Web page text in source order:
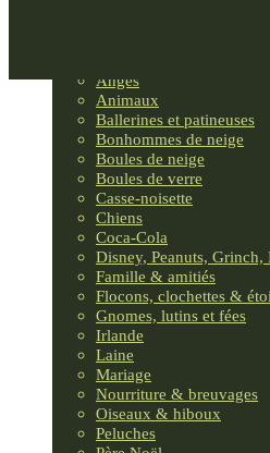
Anges
Animaux
Ballerines et patineuses
Bonhommes de neige
Boules de neige
Boules de verre
Casse-noisette
Chiens
Coca-Cola
Disney, Peanuts, Grinch,
Famille & amitiés
Flocons, clochettes &
Gnomes, lutins et fées
Irlande
Laine
Mariage
Nourriture & breuvages
Oiseaux & hiboux
Peluches